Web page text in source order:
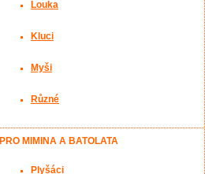
Louka
Kluci
Myši
Různé
PRO MIMINA A BATOLATA
Plyšáci